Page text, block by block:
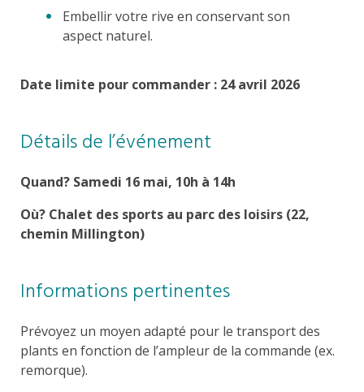
Embellir votre rive en conservant son
aspect naturel.
Date limite pour commander : 24 avril 2026
Détails de l’événement
Quand? Samedi 16 mai, 10h à 14h
Où? Chalet des sports au parc des loisirs (22,
chemin Millington)
Informations pertinentes
Prévoyez un moyen adapté pour le transport des
plants en fonction de l’ampleur de la commande (ex.
remorque).